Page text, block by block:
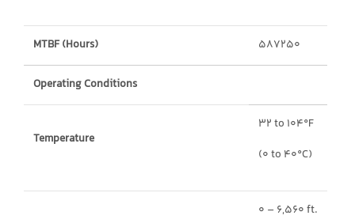
MTBF (Hours) 587250
Operating Conditions
Temperature
32 to 104°F
(0 to 40°C)
0 – 6,560 ft.